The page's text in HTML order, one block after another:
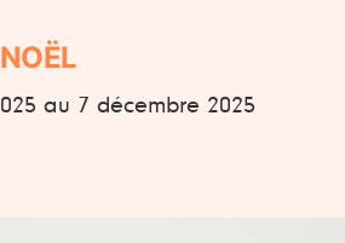
au 7 décembre 2025